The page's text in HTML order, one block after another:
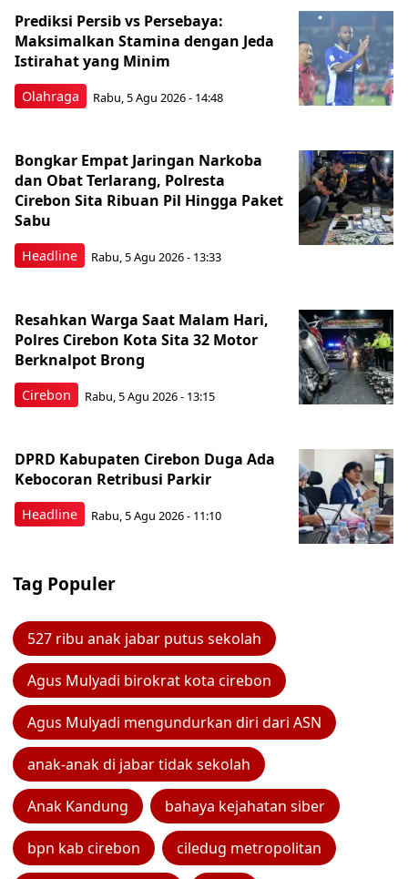
Olahraga
Prediksi Persib vs Persebaya:
Maksimalkan Stamina dengan Jeda
Istirahat yang Minim
Rabu, 5 Agu 2026 - 14:48
Headline
Bongkar Empat Jaringan Narkoba
dan Obat Terlarang, Polresta
Cirebon Sita Ribuan Pil Hingga Paket
Sabu
Rabu, 5 Agu 2026 - 13:33
Cirebon
Resahkan Warga Saat Malam Hari,
Polres Cirebon Kota Sita 32 Motor
Berknalpot Brong
Rabu, 5 Agu 2026 - 13:15
Headline
DPRD Kabupaten Cirebon Duga Ada
Kebocoran Retribusi Parkir
Rabu, 5 Agu 2026 - 11:10
Tag Populer
527 ribu anak jabar putus sekolah
Agus Mulyadi birokrat kota cirebon
Agus Mulyadi mengundurkan diri dari ASN
anak-anak di jabar tidak sekolah
Anak Kandung bahaya kejahatan siber
bpn kab cirebon ciledug metropolitan